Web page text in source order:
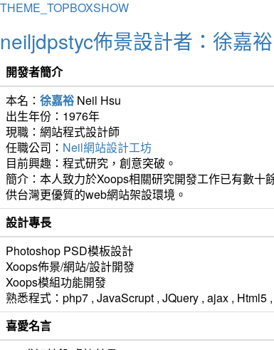
THEME_TOPBOXSHOW
neiljdpstyc佈景設計者：徐嘉
開發者簡介
本名： 徐嘉裕 Neil Hsu
出生年份：1976年
現職：網站程式設計師
任職公司： Neil網站設計工坊
目前興趣：程式研究，創意突破。
簡介：本人致力於Xoops相關研究開發工作已有數
供台灣更優質的web網站架設環境。
設計專長
Photoshop PSD模板設計
Xoops佈景/網站/設計開發
Xoops模組功能開發
熟悉程式：php7 , JavaScrupt , JQuery , ajax , Html5
喜愛名言